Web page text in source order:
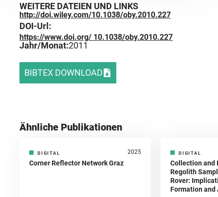
WEITERE DATEIEN UND LINKS
http://doi.wiley.com/10.1038/oby.2010.227
DOI-Url:
https://www.doi.org/ 10.1038/oby.2010.227
Jahr/Monat:2011
BIBTEX DOWNLOAD
Ähnliche Publikationen
DIGITAL 2025
Corner Reflector Network Graz
DIGITAL
Collection and
Regolith
Rover:
Formation